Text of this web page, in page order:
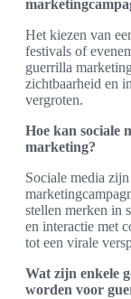
Het kiezen van
festivals of
guerrilla
zichtbaarheid en
vergroten.
Hoe kan sociale
marketing?
Sociale media
stellen merken in
en interactie met
tot een virale
Wat zijn enkele
worden voor